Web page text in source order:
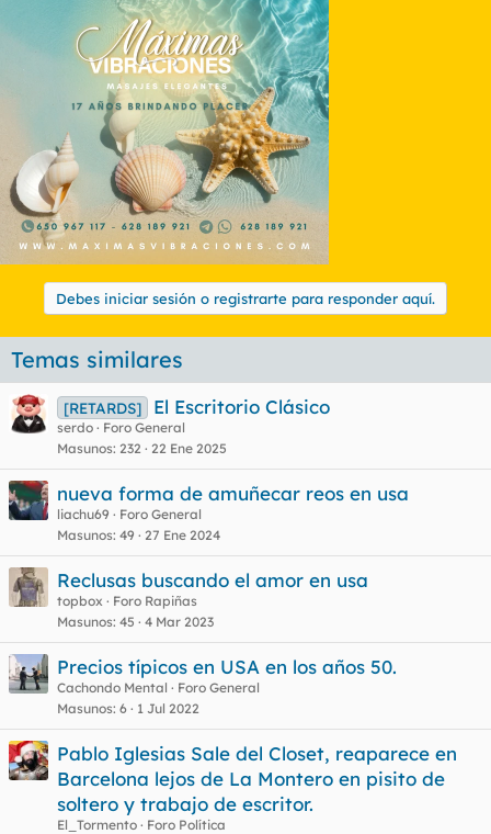
Debes iniciar sesión o registrarte para responder aquí.
Temas similares
[RETARDS] El Escritorio Clásico
serdo
Foro General
Masunos 232 22 Ene 2025
nueva forma de amuñecar reos en usa
liachu69
Foro General
Masunos 49 27 Ene 2024
Reclusas buscando el amor en usa
topbox
Foro Rapiñas
Masunos 45 4 Mar 2023
Precios típicos en USA en los años 50.
Cachondo Mental
Foro General
Masunos 6 1 Jul 2022
Pablo Iglesias Sale del Closet, reaparece en
Barcelona lejos de La Montero en pisito de
soltero y trabajo de escritor.
El_Tormento
Foro Política